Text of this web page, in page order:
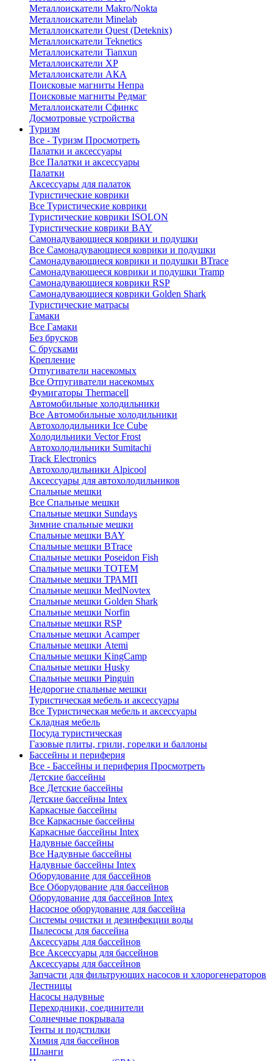
Металлоискатели Makro/Nokta
Металлоискатели Minelab
Металлоискатели Quest (Deteknix)
Металлоискатели Teknetics
Металлоискатели Tianxun
Металлоискатели XP
Металлоискатели АКА
Поисковые магниты Непра
Поисковые магниты Редмаг
Металлоискатели Сфинкс
Досмотровые устройства
Туризм
Все - Туризм Просмотреть
Палатки и аксессуары
Все Палатки и аксессуары
Палатки
Аксессуары для палаток
Туристические коврики
Все Туристические коврики
Туристические коврики ISOLON
Туристические коврики BAY
Самонадувающиеся коврики и подушки
Все Самонадувающиеся коврики и подушки
Самонадувающиеся коврики и подушки BTrace
Самонадувающееся коврики и подушки Tramp
Самонадувающиеся коврики RSP
Самонадувающиеся коврики Golden Shark
Туристические матрасы
Гамаки
Все Гамаки
Без брусков
С брусками
Крепление
Отпугиватели насекомых
Все Отпугиватели насекомых
Фумигаторы Thermacell
Автомобильные холодильники
Все Автомобильные холодильники
Автохолодильники Ice Cube
Холодильники Vector Frost
Автохолодильники Sumitachi
Track Electronics
Автохолодильники Alpicool
Аксессуары для автохолодильников
Спальные мешки
Все Спальные мешки
Спальные мешки Sundays
Зимние спальные мешки
Спальные мешки BAY
Спальные мешки BTrace
Спальные мешки Poseidon Fish
Спальные мешки ТОТЕМ
Спальные мешки ТРАМП
Cпальные мешки MedNovtex
Спальные мешки Golden Shark
Спальные мешки Norfin
Спальные мешки RSP
Спальные мешки Acamper
Спальные мешки Atemi
Спальные мешки KingCamp
Спальные мешки Husky
Спальные мешки Pinguin
Недорогие спальные мешки
Туристическая мебель и аксессуары
Все Туристическая мебель и аксессуары
Складная мебель
Посуда туристическая
Газовые плиты, грили, горелки и баллоны
Бассейны и периферия
Все - Бассейны и периферия Просмотреть
Детские бассейны
Все Детские бассейны
Детские бассейны Intex
Каркасные бассейны
Все Каркасные бассейны
Каркасные бассейны Intex
Надувные бассейны
Все Надувные бассейны
Надувные бассейны Intex
Оборудование для бассейнов
Все Оборудование для бассейнов
Оборудование для бассейнов Intex
Насосное оборудование для бассейна
Системы очистки и дезинфекции воды
Пылесосы для бассейна
Аксессуары для бассейнов
Все Аксессуары для бассейнов
Аксессуары для бассейнов
Запчасти для фильтрующих насосов и хлорогенераторов
Лестницы
Насосы надувные
Переходники, соединители
Солнечные покрывала
Тенты и подстилки
Химия для бассейнов
Шланги